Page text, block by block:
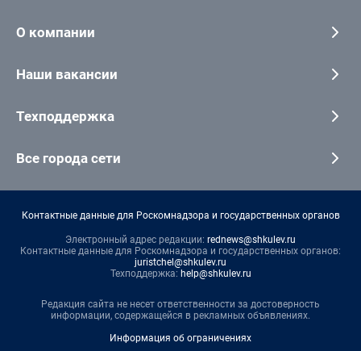
О компании
Наши вакансии
Техподдержка
Все города сети
Контактные данные для Роскомнадзора и государственных органов
Электронный адрес редакции: rednews@shkulev.ru
Контактные данные для Роскомнадзора и государственных органов:
juristchel@shkulev.ru
Техподдержка: help@shkulev.ru
Редакция сайта не несет ответственности за достоверность
информации, содержащейся в рекламных объявлениях.
Информация об ограничениях